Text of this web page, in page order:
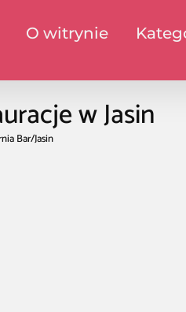
O witrynie
w Jasin
Bar/Jasin